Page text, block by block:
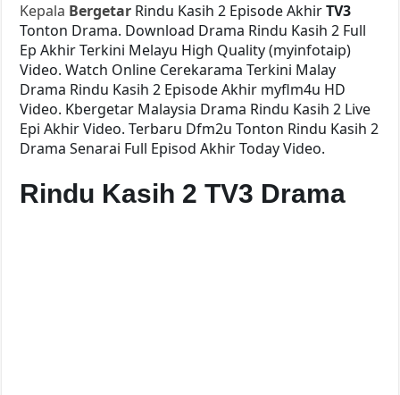
Kepala Bergetar Rindu Kasih 2 Episode AkhirTV3
Tonton Drama. Download Drama Rindu Kasih 2 Full
Ep Akhir Terkini Melayu High Quality (myinfotaip)
Video. Watch Online Cerekarama Terkini Malay
Drama Rindu Kasih 2 Episode Akhir myflm4u HD
Video. Kbergetar Malaysia Drama Rindu Kasih 2 Live
Epi Akhir Video. Terbaru Dfm2u Tonton Rindu Kasih 2
Drama Senarai Full Episod Akhir Today Video.
Rindu Kasih 2 TV3 Drama